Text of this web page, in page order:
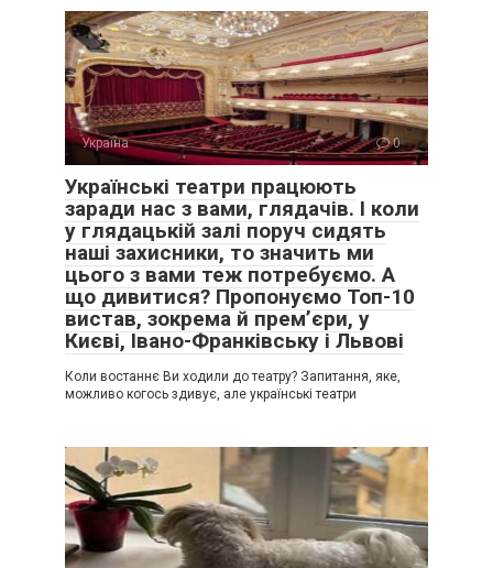
Україна 0
Українські театри працюють
заради нас з вами, глядачів. І коли
у глядацькій залі поруч сидять
наші захисники, то значить ми
цього з вами теж потребуємо. А
що дивитися? Пропонуємо Топ-10
вистав, зокрема й прем’єри, у
Києві, Івано-Франківську і Львові
Коли востаннє Ви ходили до театру? Запитання, яке,
можливо когось здивує, але українські театри